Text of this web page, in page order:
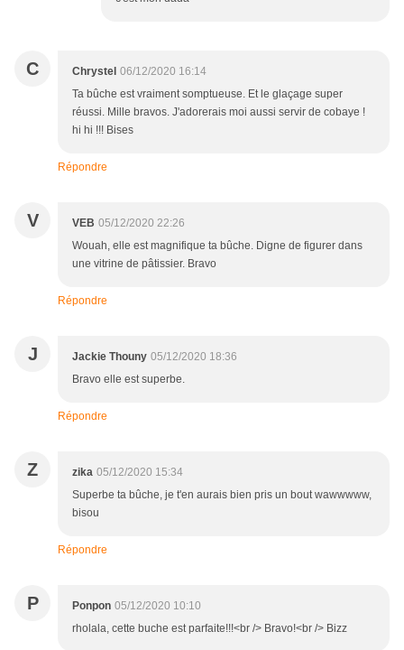
C Chrystel 06/12/2020 16:14
Ta bûche est vraiment somptueuse. Et le glaçage super
réussi. Mille bravos. J'adorerais moi aussi servir de cobaye !
hi hi !!! Bises
Répondre
V VEB 05/12/2020 22:26
Wouah, elle est magnifique ta bûche. Digne de figurer dans
une vitrine de pâtissier. Bravo
Répondre
J Jackie Thouny 05/12/2020 18:36
Bravo elle est superbe.
Répondre
Z zika 05/12/2020 15:34
Superbe ta bûche, je t'en aurais bien pris un bout wawwwww,
bisou
Répondre
P Ponpon 05/12/2020 10:10
rholala, cette buche est parfaite!!!<br /> Bravo!<br /> Bizz